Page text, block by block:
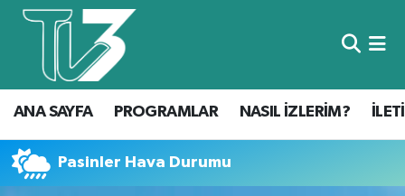
ANA SAYFA PROGRAMLAR NASIL İZLERİM?
Pasinler Hava Durumu
Foto Galeri
Canlı Yayın
ANA SAYFA
PROGRAMLAR
NASIL İZLERİM?